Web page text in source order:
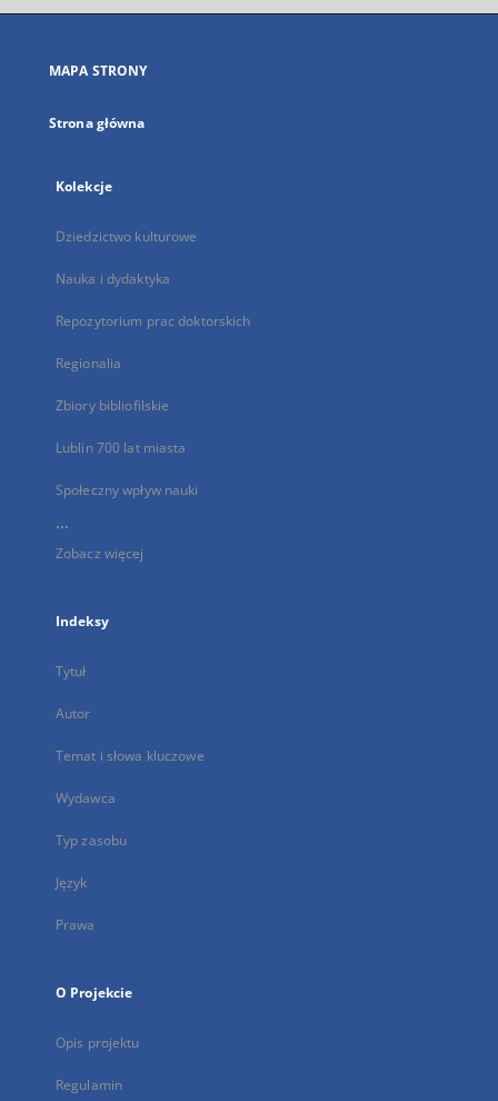
się
karcie
MAPA STRONY
Strona główna
Kolekcje
Dziedzictwo kulturowe
Nauka i dydaktyka
Repozytorium prac doktorskich
Regionalia
Zbiory bibliofilskie
Lublin 700 lat miasta
Społeczny wpływ nauki
...
Zobacz więcej
Indeksy
Tytuł
Autor
Temat i słowa kluczowe
Wydawca
Typ zasobu
Język
Prawa
O Projekcie
Opis projektu
Regulamin